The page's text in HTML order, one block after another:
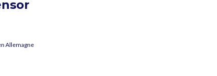
Allemagne